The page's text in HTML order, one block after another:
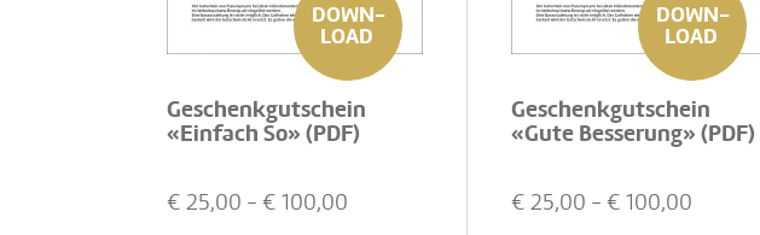
DOWN-
LOAD
Geschenkgutschein
«Einfach So» (PDF)
€ 25,00 - € 100,00
DOWN-
LOAD
Geschenkgutschein
«Gute Besserung» (PDF)
€ 25,00 - € 100,00